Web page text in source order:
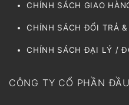
CHÍNH SÁCH GIAO
CHÍNH SÁCH ĐỔI TRẢ &
CHÍNH SÁCH ĐẠI LÝ /
CÔNG TY CỔ PHẦN